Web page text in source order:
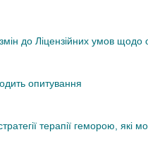
до Ліцензійних умов щодо
опитування
терапії геморою,